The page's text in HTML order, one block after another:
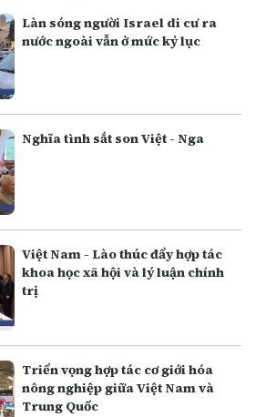
Làn sóng người Israel di cư ra
nước ngoài vẫn ở mức kỷ lục
Nghĩa tình sắt son Việt - Nga
Việt Nam - Lào thúc đẩy hợp tác
khoa học xã hội và lý luận chính
trị
Triển vọng hợp tác cơ giới hóa
nông nghiệp giữa Việt Nam và
Trung Quốc